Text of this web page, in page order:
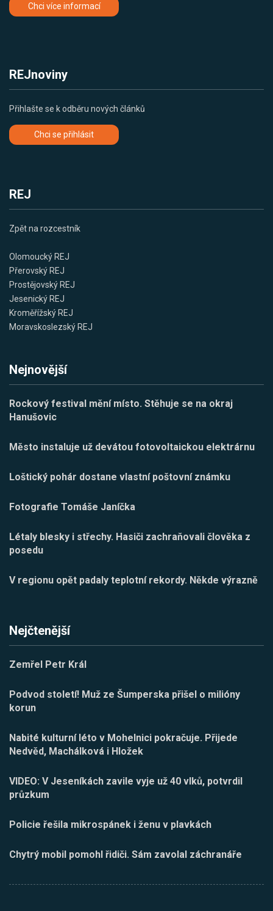
Chci více informací
REJnoviny
Přihlašte se k odběru nových článků
Chci se přihlásit
REJ
Zpět na rozcestník
Olomoucký REJ
Přerovský REJ
Prostějovský REJ
Jesenický REJ
Kroměřížský REJ
Moravskoslezský REJ
Nejnovější
Rockový festival mění místo. Stěhuje se na okraj
Hanušovic
Město instaluje už devátou fotovoltaickou elektrárnu
Loštický pohár dostane vlastní poštovní známku
Fotografie Tomáše Janíčka
Létaly blesky i střechy. Hasiči zachraňovali člověka z
posedu
V regionu opět padaly teplotní rekordy. Někde výrazně
Nejčtenější
Zemřel Petr Král
Podvod století! Muž ze Šumperska přišel o milióny
korun
Nabité kulturní léto v Mohelnici pokračuje. Přijede
Nedvěd, Machálková i Hložek
VIDEO: V Jeseníkách zavile vyje už 40 vlků, potvrdil
průzkum
Policie řešila mikrospánek i ženu v plavkách
Chytrý mobil pomohl řidiči. Sám zavolal záchranáře